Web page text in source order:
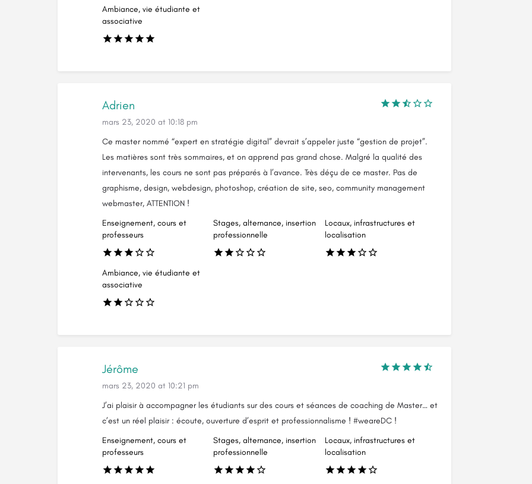
Ambiance, vie étudiante et
associative
Adrien
mars 23, 2020 at 10:18 pm
Ce master nommé “expert en stratégie digital” devrait s’appeler juste “gestion de projet”.
Les matières sont très sommaires, et on apprend pas grand chose. Malgré la qualité des
intervenants, les cours ne sont pas préparés à l’avance. Très déçu de ce master. Pas de
graphisme, design, webdesign, photoshop, création de site, seo, community management
webmaster, ATTENTION !
Enseignement, cours et
professeurs
Stages, alternance, insertion
professionnelle
Locaux, infrastructures et
localisation
Ambiance, vie étudiante et
associative
Jérôme
mars 23, 2020 at 10:21 pm
J’ai plaisir à accompagner les étudiants sur des cours et séances de coaching de Master… et
c’est un réel plaisir : écoute, ouverture d’esprit et professionnalisme ! #weareDC !
Enseignement, cours et
professeurs
Stages, alternance, insertion
professionnelle
Locaux, infrastructures et
localisation